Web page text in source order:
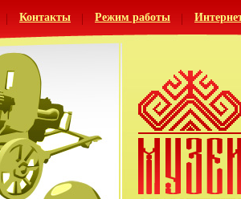
Контакты Режим работы